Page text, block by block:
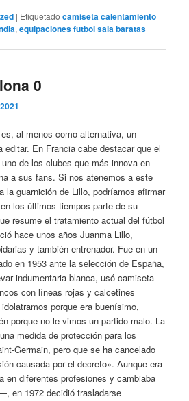
| Etiquetado camiseta calentamiento
,equipaciones futbol sala baratas
0
al menos como alternativa, un
editar. En Francia cabe destacar que el
de los clubes que más innova en
a sus fans. Si nos atenemos a este
la guarnición de Lillo, podríamos afirmar
los últimos tiempos parte de su
resume el tratamiento actual del fútbol
hace unos años Juanma Lillo,
y también entrenador. Fue en un
en 1953 ante la selección de España,
indumentaria blanca, usó camiseta
con líneas rojas y calcetines
porque era buenísimo,
porque no le vimos un partido malo. La
medida de protección para los
Germain, pero que se ha cancelado
causada por el decreto». Aunque era
en diferentes profesiones y cambiaba
en 1972 decidió trasladarse